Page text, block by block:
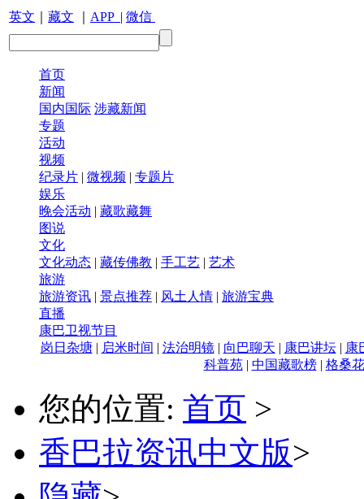
英文 藏文 APP | 微信
首页
新闻
国内国际 涉藏新闻
专题
活动
视频
纪录片 | 微视频 | 专题片
娱乐
晚会活动 | 藏歌藏舞
图说
文化
文化动态 | 藏传佛教 | 手工艺 | 艺术
旅游
旅游资讯 | 景点推荐 | 风土人情 | 旅游宝典
直播
康巴卫视节目
岗日杂塘| 启米时间 | 法治明镜| 向巴聊天 | 康巴讲坛| 康
科普苑| 中国藏歌榜| 格桑
您的位置: 首页 >
香巴拉资讯中文版>